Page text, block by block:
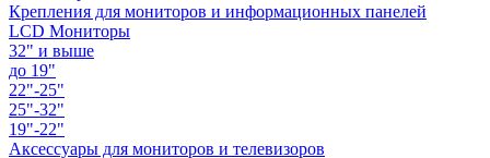
Крепления для мониторов и информационных панелей
LCD Мониторы
32" и выше
до 19"
22"-25"
25"-32"
19"-22"
Аксессуары для мониторов и телевизоров